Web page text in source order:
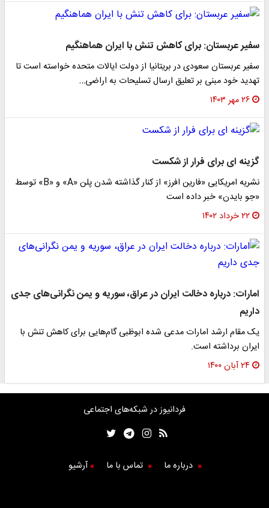
سفیر عربستان: برای کاهش تنش با ایران هماهنگیم
سفیر عربستان سعودی در بریتانیا از دولت ایالات متحده خواسته است تا
تهدید خود مبنی بر تعلیق ارسال تسلیحات به اراضی…
۲۶ مهر ۱۴۰۳
گزینه ای برای فرار از شکست
نشریه امریکایی «فارین افرز» از کنار گذاشته شدن پلن «A» و «B» توسط
«جو بایدن» خبر داده است
۲۲ خرداد ۱۴۰۲
امارات: درباره دخالت ایران در عراق، سوریه و یمن نگرانی‌های جدی
داریم
یک مقام ارشد امارات مدعی شده ابوظبی گام‌هایی برای کاهش تنش با
ایران برداشته است.
۲۴ آبان ۱۴۰۰
فردانیوز در شبکه‌های اجتماعی
درباره ما تماس با ما آرشیو